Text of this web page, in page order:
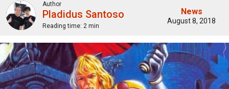
Author
Pladidus Santoso
Reading time: 2 min
News
August 8, 2018